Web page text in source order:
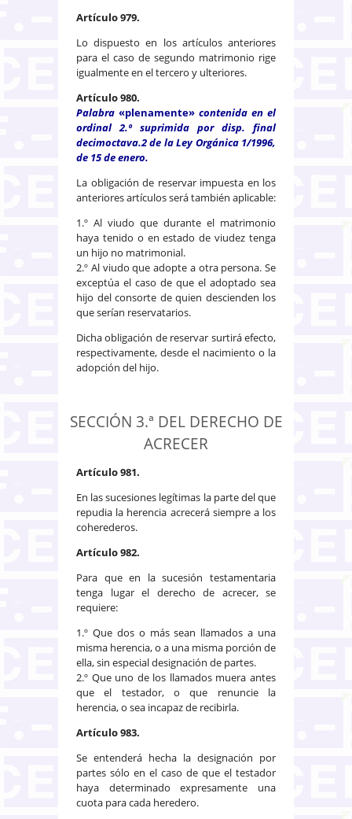
Artículo 979.
Lo dispuesto en los artículos anteriores
para el caso de segundo matrimonio rige
igualmente en el tercero y ulteriores.
Artículo 980.
Palabra «plenamente» contenida en el
ordinal 2.º suprimida por disp. final
decimoctava.2 de la Ley Orgánica 1/1996,
de 15 de enero.
La obligación de reservar impuesta en los
anteriores artículos será también aplicable:
1.º Al viudo que durante el matrimonio
haya tenido o en estado de viudez tenga
un hijo no matrimonial.
2.º Al viudo que adopte a otra persona. Se
exceptúa el caso de que el adoptado sea
hijo del consorte de quien descienden los
que serían reservatarios.
Dicha obligación de reservar surtirá efecto,
respectivamente, desde el nacimiento o la
adopción del hijo.
SECCIÓN 3.ª DEL DERECHO DE
ACRECER
Artículo 981.
En las sucesiones legítimas la parte del que
repudia la herencia acrecerá siempre a los
coherederos.
Artículo 982.
Para que en la sucesión testamentaria
tenga lugar el derecho de acrecer, se
requiere:
1.º Que dos o más sean llamados a una
misma herencia, o a una misma porción de
ella, sin especial designación de partes.
2.º Que uno de los llamados muera antes
que el testador, o que renuncie la
herencia, o sea incapaz de recibirla.
Artículo 983.
Se entenderá hecha la designación por
partes sólo en el caso de que el testador
haya determinado expresamente una
cuota para cada heredero.